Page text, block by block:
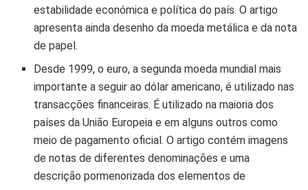
estabilidade económica e política do país. O artigo
apresenta ainda desenho da moeda metálica e da nota
de papel.
Desde 1999, o euro, a segunda moeda mundial mais
importante a seguir ao dólar americano, é utilizado nas
transacções financeiras. É utilizado na maioria dos
países da União Europeia e em alguns outros como
meio de pagamento oficial. O artigo contém imagens
de notas de diferentes denominações e uma
descrição pormenorizada dos elementos de